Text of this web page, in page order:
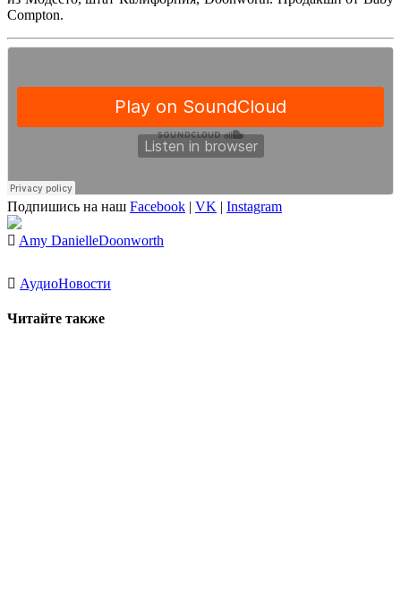
Compton.
Подпишись на наш Facebook | VK | Instagram
Amy DanielleDoonworth
АудиоНовости
Читайте также